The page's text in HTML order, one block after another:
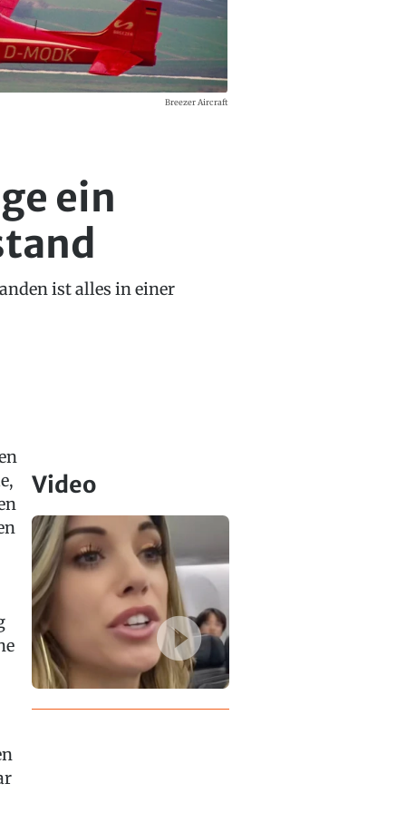
Breezer Aircraft
ein
ist alles in einer
Video